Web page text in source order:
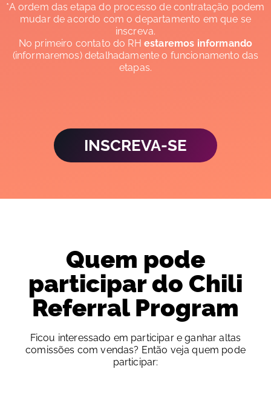
*A ordem das etapa do processo de contratação podem
mudar de acordo com o departamento em que se
inscreva.
No primeiro contato do RH estaremos informando
(informaremos) detalhadamente o funcionamento das
etapas.
INSCREVA-SE
Quem pode
participar do Chili
Referral Program
Ficou interessado em participar e ganhar altas
comissões com vendas? Então veja quem pode
participar: